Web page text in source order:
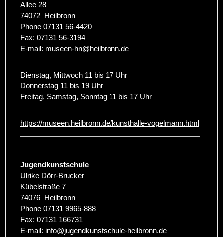
Allee 28
74072 Heilbronn
Phone 07131 56-4420
Fax: 07131 56-3194
E-mail: museen-hn@heilbronn.de
Dienstag, Mittwoch 11 bis 17 Uhr
Donnerstag 11 bis 19 Uhr
Freitag, Samstag, Sonntag 11 bis 17 Uhr
https://museen.heilbronn.de/kunsthalle-vogelmann.html
Jugendkunstschule
Ulrike Dörr-Brucker
Kübelstraße 7
74076 Heilbronn
Phone 07131 9965-888
Fax: 07131 166731
E-mail: info@jugendkunstschule-heilbronn.de